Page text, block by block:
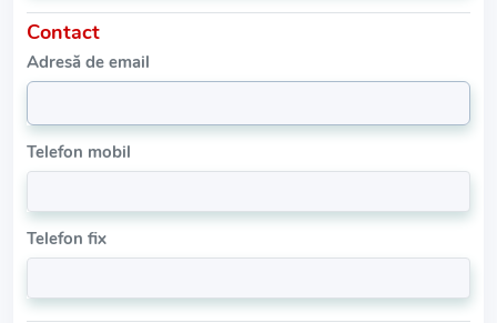
Contact
Adresă de email
Telefon mobil
Telefon fix